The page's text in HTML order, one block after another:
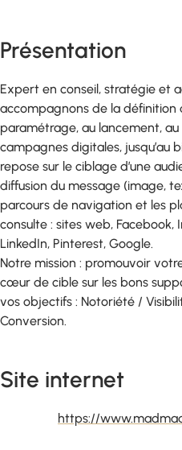
Présentation
Expert en conseil, stratégie et
accompagnons de la définition
paramétrage, au lancement,
campagnes digitales, jusqu’au
repose sur le ciblage d’une
diffusion du message (image,
parcours de navigation et les
consulte : sites web, Facebook,
LinkedIn, Pinterest, Google.
Notre mission : promouvoir
cœur de cible sur les bons
vos objectifs : Notoriété /
Conversion.
Site internet
https://